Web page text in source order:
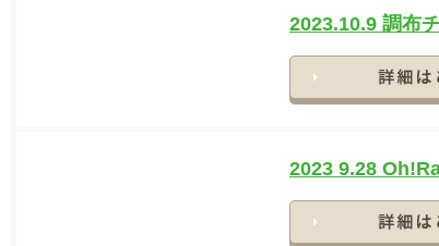
2023.10.9 調布
2023 9.28